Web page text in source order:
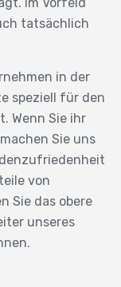
tatsächlich
in der
speziell für den
Wenn Sie ihr
Sie uns
von
Sie das obere
unseres